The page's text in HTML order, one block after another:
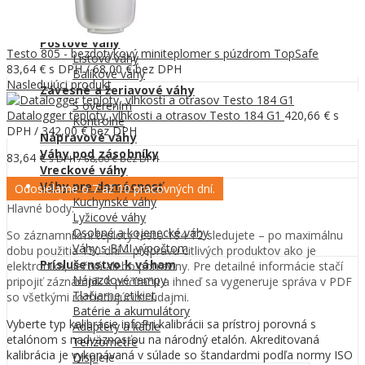
Dobytčie váhy
Úľové váhy
Poštové váhy
Listové váhy
Balíkové váhy
Závesné a žeriavové váhy
S overením
Kontrolné
Nápravové váhy
Váhy pod zásobníky
Vreckové váhy
Váhy pre domácnosť
Kuchynské váhy
Lyžicové váhy
Osobné a kojenecké váhy
Váhy s BMI výpočtom
Príslušenstvo k váham
Nájazdové rampy
Tlačiarne etikiet
Batérie a akumulátory
Adaptéry a káble
Tenzometre
Displeje
Testo 805 - bezdotykový miniteplomer s púzdrom TopSafe
83,64 € s DPH /68,00€bez DPH
Nasledujúci produkt
Datalogger teploty, vlhkosti a otrasov Testo 184 G1 420,66 € s
DPH /342,00€bez DPH
83,64 € s DPH /68,00€bez DPH
Odosielame o 7 až 10 pracovných dní.
Hlavné body:
So záznamníkmi teploty testo 184 T2 sledujete – po maximálnu
dobu použitia 150 dní – prepravu citlivých produktov ako je
elektronika, liečivá alebo potraviny. Pre detailné informácie stačí
pripojiť záznamník k počítaču a ihneď sa vygeneruje správa v PDF
so všetkými rozhodujúcimi údajmi.
Vyberte typ kalibrácieinfoPri kalibrácii sa prístroj porovná s
etalónom s nadväznosťou na národný etalón. Akreditovaná
kalibrácia je vykonávaná v súlade so štandardmi podľa normy ISO